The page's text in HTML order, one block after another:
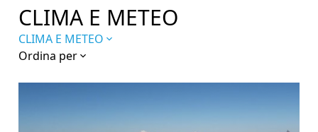
CLIMA E METEO
CLIMA E METEO
Ordina per